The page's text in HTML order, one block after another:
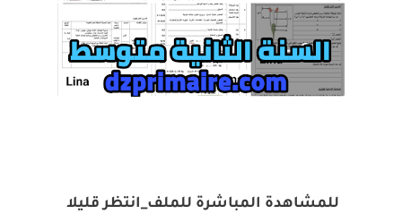
للمشاهدة المباشرة للملف_انتظر قليلا